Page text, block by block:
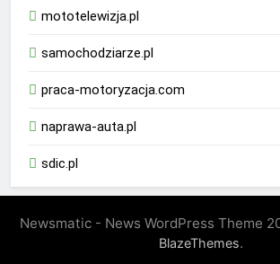
mototelewizja.pl
samochodziarze.pl
praca-motoryzacja.com
naprawa-auta.pl
sdic.pl
Newsmatic - News WordPress Theme
BlazeThemes.